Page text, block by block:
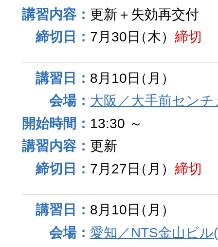
更新＋失効再交付
7月30日（木） 締切
8月10日（月）
大阪／大手前セン
13:30 ～
更新
7月27日（月） 締切
8月10日（月）
愛知／NTS金山ビ